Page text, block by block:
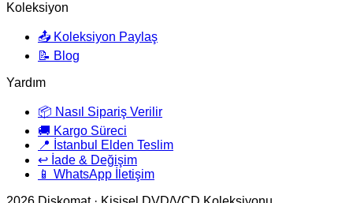
Koleksiyon
📤 Koleksiyon Paylaş
📝 Blog
Yardım
📦 Nasıl Sipariş Verilir
🚚 Kargo Süreci
📍 İstanbul Elden Teslim
↩️ İade & Değişim
📱 WhatsApp İletişim